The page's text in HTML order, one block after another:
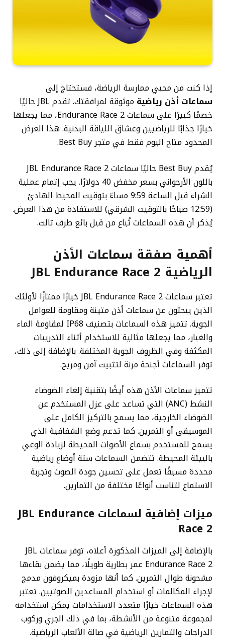
إذا كنت من محبي ممارسة الرياضة، فستحتاج إلى
سماعات أذن رياضية
موثوقة لمرافقتك. تقدم JBL حاليًا
خصمًا كبيرًا على سماعات Endurance Race 2، مما يجعلها
خيارًا جذابًا للرياضيين وعشاق اللياقة البدنية. هذا العرض
المحدود متاح اليوم فقط في متجر Best Buy.
يُقدم Best Buy حاليًا سماعات JBL Endurance Race 2
باللون الأرجواني بسعر مخفض 40 دولارًا. يجب إتمام عملية
الشراء قبل الساعة 9:59 مساءً بتوقيت المحيط الهادئ
(12:59 صباحًا بالتوقيت الشرقي) للاستفادة من هذا العرض.
يُذكر أن هذه السماعات تُباع من قبل بائع طرف ثالث.
أهمية صفقة سماعات الأذن
الرياضية JBL Endurance Race 2
تعتبر سماعات JBL Endurance Race 2 خيارًا ممتازًا لأولئك
الذين يبحثون عن سماعات أذن متينة ومقاومة للعوامل
الجوية. تتميز هذه السماعات بتصنيف IP68 لمقاومة الماء
والغبار، مما يجعلها مثالية للاستخدام أثناء التدريبات
المكثفة وفي الظروف الجوية المختلفة. بالإضافة إلى ذلك،
توفر السماعات أجنحة مرنة لتثبيت آمن ومريح.
تتميز سماعات الأذن هذه أيضًا بتقنية إلغاء الضوضاء
النشط (ANC) التي تساعد على عزل المستخدم عن
الضوضاء الخارجية، مما يسمح بالتركيز الكامل على
الموسيقى أو التمرين. كما تدعم وضع الشفافية الذي
يسمح للمستخدم بسماع الأصوات المحيطة لزيادة الوعي
بالبيئة المحيطة. تتضمن السماعات ستة أوضاع رياضية
محددة مسبقًا تعمل على تحسين جودة الصوت وتجربة
الاستماع لتناسب أنواعًا مختلفة من التمارين.
ميزات إضافية لسماعات JBL Endurance
Race 2
بالإضافة إلى الميزات المذكورة أعلاه، توفر سماعات JBL
Endurance Race 2 عمر بطارية طويلًا، مما يضمن بقاءها
مشحونة طوال التمرين. كما أنها مزودة بميكروفون مدمج
لإجراء المكالمات أو استخدام المساعدين الصوتيين. تعتبر
هذه السماعات خيارًا متعدد الاستخدامات يمكن استخدامه
لمجموعة متنوعة من الأنشطة، بما في ذلك الجري وركوب
الدراجات والتمارين الرياضية في صالة الألعاب الرياضية.